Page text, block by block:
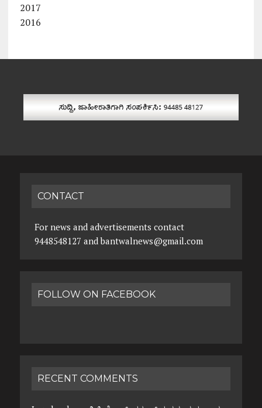
2017
2016
CONTACT
For news and advertisements contact
9448548127 and bantwalnews@gmail.com
FOLLOW ON FACEBOOK
RECENT COMMENTS